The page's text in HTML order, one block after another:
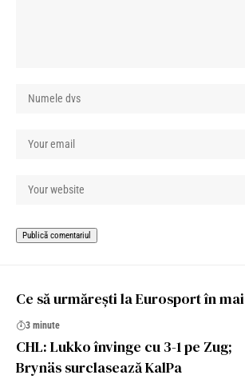
Ce să urmărești la Eurosport în mai
3 minute
CHL: Lukko învinge cu 3-1 pe Zug;
Brynäs surclasează KalPa